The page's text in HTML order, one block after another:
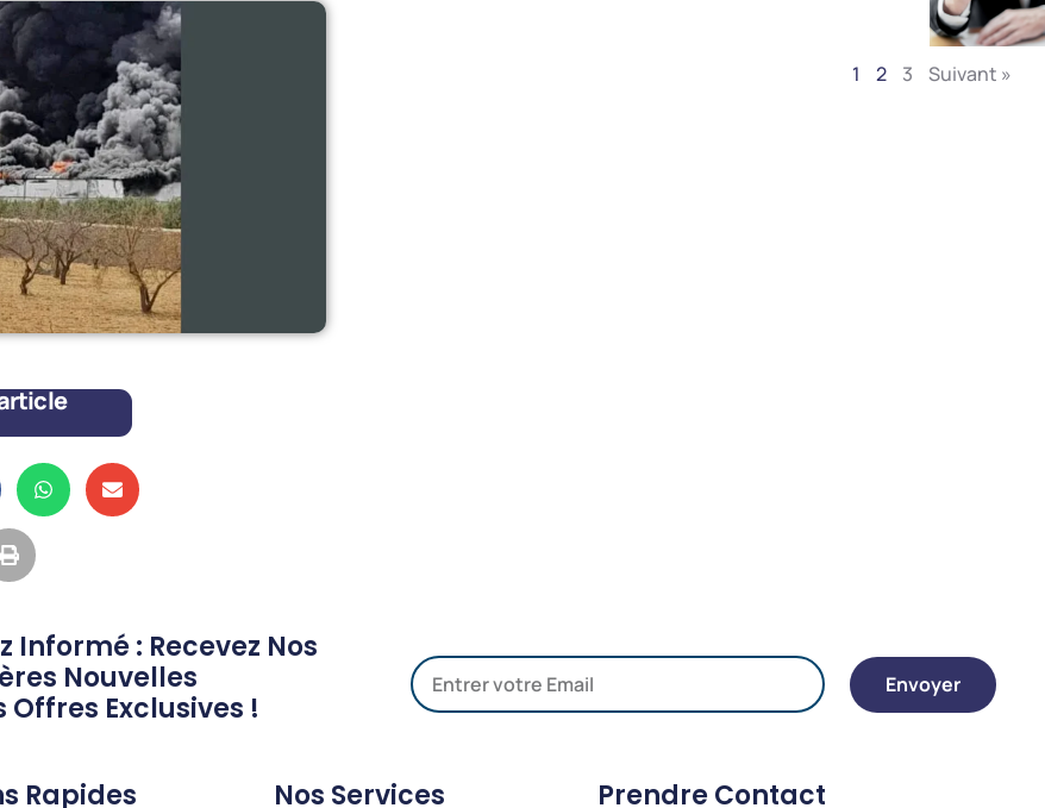
1 2 3 Suivant »
Informé : Recevez Nos
Nouvelles
Offres Exclusives !
Envoyer
Rapides Nos Services Prendre Contact